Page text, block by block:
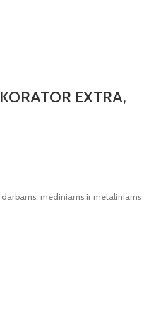
EXTRA,
mediniams ir metaliniams